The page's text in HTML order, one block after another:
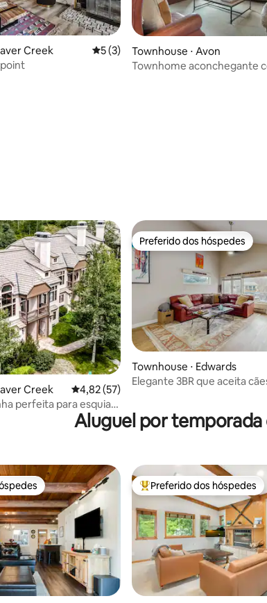
Creek 5 de uma avaliação média de 5, 3
5 (3)
Townhouse ⋅ Avon
Townhome aconchegante
Creek 4,82 de uma avaliação média de 5, 57
4,82 (57)
perfeita para esquiar,
Preferido dos hóspedes
Preferido dos hóspedes
Townhouse ⋅ Edwards
Elegante 3BR que aceita
Aluguel por temporada
Entre os melhores
Preferido dos hóspedes